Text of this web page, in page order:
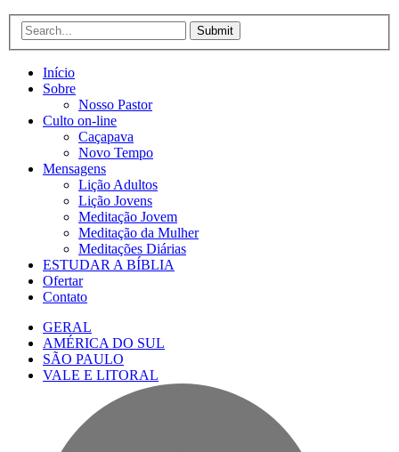
Submit
Início
Sobre
Nosso Pastor
Culto on-line
Caçapava
Novo Tempo
Mensagens
Lição Adultos
Lição Jovens
Meditação Jovem
Meditação da Mulher
Meditações Diárias
ESTUDAR A BÍBLIA
Ofertar
Contato
GERAL
AMÉRICA DO SUL
SÃO PAULO
VALE E LITORAL